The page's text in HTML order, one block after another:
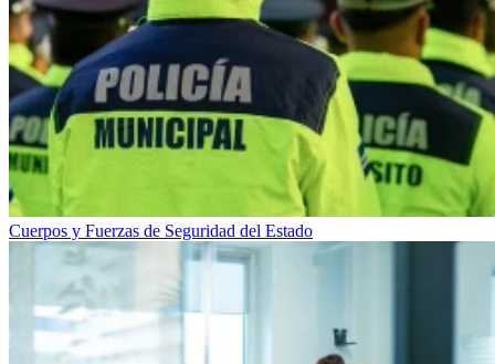
Cuerpos y Fuerzas de Seguridad del Estado